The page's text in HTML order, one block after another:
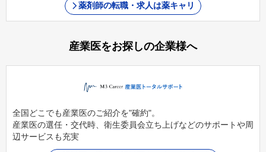
薬剤師の転職・求人は薬キャリ
産業医をお探しの企業様へ
全国どこでも産業医のご紹介を"確約"。
産業医の選任・交代時、衛生委員会立ち上げなどのサポートや周
辺サービスも充実